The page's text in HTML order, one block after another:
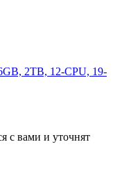
2TB, 12-CPU, 19-
с вами и уточнят